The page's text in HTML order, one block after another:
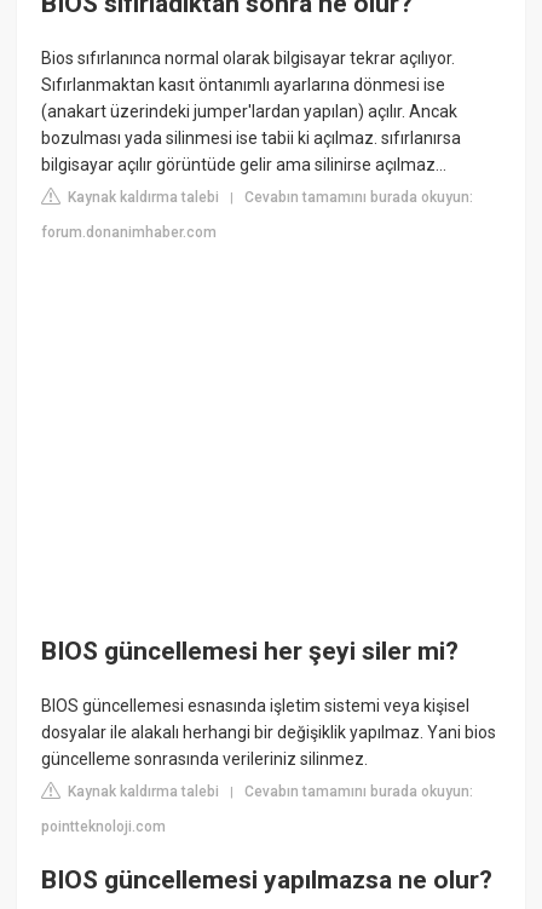
Bios sıfırlanınca normal olarak bilgisayar tekrar açılıyor.
Sıfırlanmaktan kasıt öntanımlı ayarlarına dönmesi ise
(anakart üzerindeki jumper'lardan yapılan) açılır. Ancak
bozulması yada silinmesi ise tabii ki açılmaz. sıfırlanırsa
bilgisayar açılır görüntüde gelir ama silinirse açılmaz...
Kaynak kaldırma talebi |Cevabın tamamını burada okuyun:
forum.donanimhaber.com
BIOS güncellemesi her şeyi siler mi?
BIOS güncellemesi esnasında işletim sistemi veya kişisel
dosyalar ile alakalı herhangi bir değişiklik yapılmaz. Yani bios
güncelleme sonrasında verileriniz silinmez.
Kaynak kaldırma talebi |Cevabın tamamını burada okuyun:
pointteknoloji.com
BIOS güncellemesi yapılmazsa ne olur?